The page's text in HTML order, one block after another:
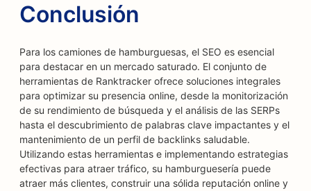
Conclusión
Para los camiones de hamburguesas, el SEO es esencial
para destacar en un mercado saturado. El conjunto de
herramientas de Ranktracker ofrece soluciones integrales
para optimizar su presencia online, desde la monitorización
de su rendimiento de búsqueda y el análisis de las SERPs
hasta el descubrimiento de palabras clave impactantes y el
mantenimiento de un perfil de backlinks saludable.
Utilizando estas herramientas e implementando estrategias
efectivas para atraer tráfico, su hamburguesería puede
atraer más clientes, construir una sólida reputación online y